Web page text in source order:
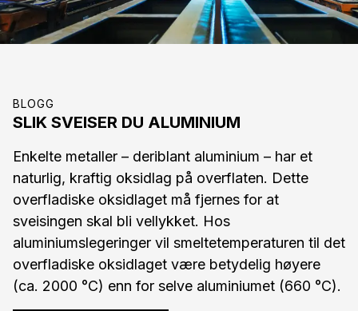
SLIK SVEISER DU ALUMINIUM
BLOGG
Enkelte metaller – deriblant aluminium – har et
naturlig, kraftig oksidlag på overflaten. Dette
overfladiske oksidlaget må fjernes for at
sveisingen skal bli vellykket. Hos
aluminiumslegeringer vil smeltetemperaturen til det
overfladiske oksidlaget være betydelig høyere
(ca. 2000 °C) enn for selve aluminiumet (660 °C).